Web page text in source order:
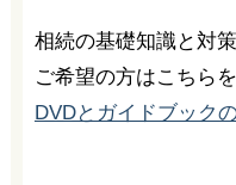
相続の基礎知識と対
ご希望の方はこちら
DVDとガイドブック